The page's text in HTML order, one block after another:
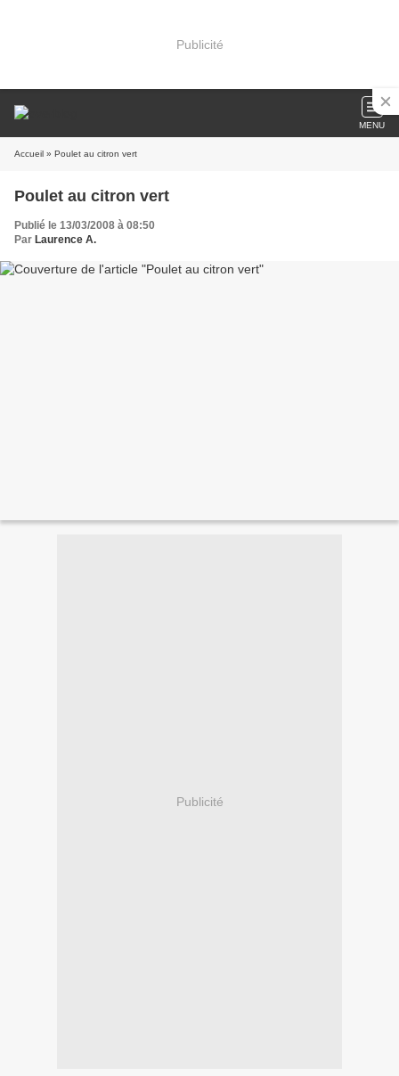
Publicité
MENU
Accueil » Poulet au citron vert
Poulet au citron vert
Publié le 13/03/2008 à 08:50
Par Laurence A.
Publicité